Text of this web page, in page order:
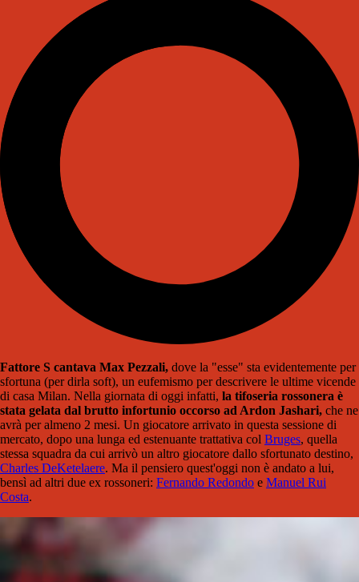
Fattore S cantava Max Pezzali, dove la "esse" sta evidentemente per
sfortuna (per dirla soft), un eufemismo per descrivere le ultime vicende
di casa Milan. Nella giornata di oggi infatti, la tifoseria rossonera è
stata gelata dal brutto infortunio occorso ad Ardon Jashari, che ne
avrà per almeno 2 mesi. Un giocatore arrivato in questa sessione di
mercato, dopo una lunga ed estenuante trattativa col Bruges, quella
stessa squadra da cui arrivò un altro giocatore dallo sfortunato destino,
Charles DeKetelaere. Ma il pensiero quest'oggi non è andato a lui,
bensì ad altri due ex rossoneri: Fernando Redondo e Manuel Rui
Costa.